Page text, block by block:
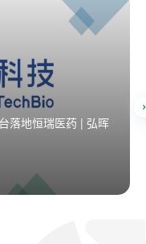
落地恒瑞医药 | 弘晖